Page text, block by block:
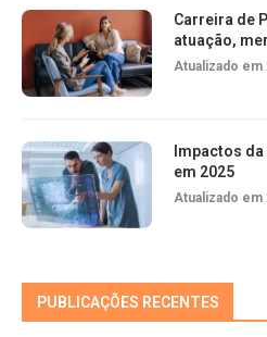
Carreira de
atuação,
Atualizado em
Impactos
em 2025
Atualizado em
PUBLICAÇÕES RECENTES